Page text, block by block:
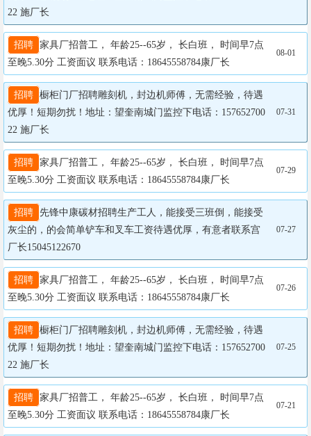
22 施厂长
招聘 家具厂招普工， 年龄25--65岁， 长白班， 时间早7点
至晚5.30分 工资面议 联系电话：18645558784康厂长
08-01
招聘 橱柜门厂招聘雕刻机，封边机师傅，无需经验，待遇
优厚！短期勿扰！地址：望奎南城门监控下电话：157652700
22 施厂长
07-31
招聘 家具厂招普工， 年龄25--65岁， 长白班， 时间早7点
至晚5.30分 工资面议 联系电话：18645558784康厂长
07-29
招聘 先锋中康碳材招聘生产工人，能接受三班倒，能接受
灰尘的，的会简单铲车和叉车工资待遇优厚，有意者联系宫
厂长15045122670
07-27
招聘 家具厂招普工， 年龄25--65岁， 长白班， 时间早7点
至晚5.30分 工资面议 联系电话：18645558784康厂长
07-26
招聘 橱柜门厂招聘雕刻机，封边机师傅，无需经验，待遇
优厚！短期勿扰！地址：望奎南城门监控下电话：157652700
22 施厂长
07-25
招聘 家具厂招普工， 年龄25--65岁， 长白班， 时间早7点
至晚5.30分 工资面议 联系电话：18645558784康厂长
07-21